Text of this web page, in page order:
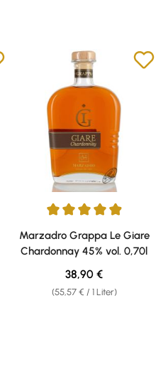
von 4.9 von 5 Sternen
Durchschnittliche Bewertung
Marzadro Grappa Le Giare
Chardonnay 45% vol. 0,70l
(55,57 € / 1 Liter)
Regulärer Preis:
38,90 €